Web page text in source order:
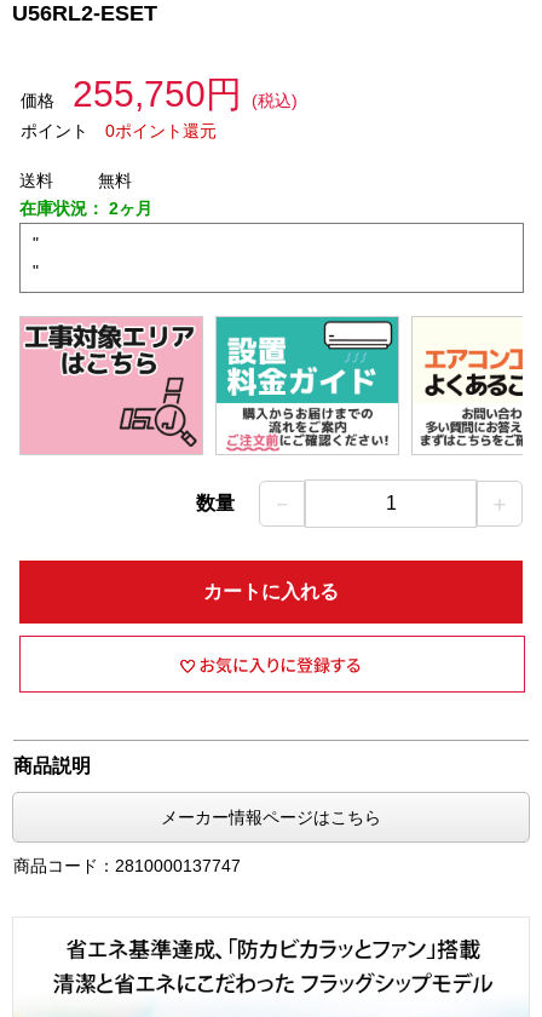
U56RL2-ESET
価格 255,750円
(税込)
ポイント
0ポイント還元
送料
無料
在庫状況： 2ヶ月
"
"
数量 － 1 ＋
カートに入れる
商品説明
メーカー情報ページはこちら
商品コード：2810000137747